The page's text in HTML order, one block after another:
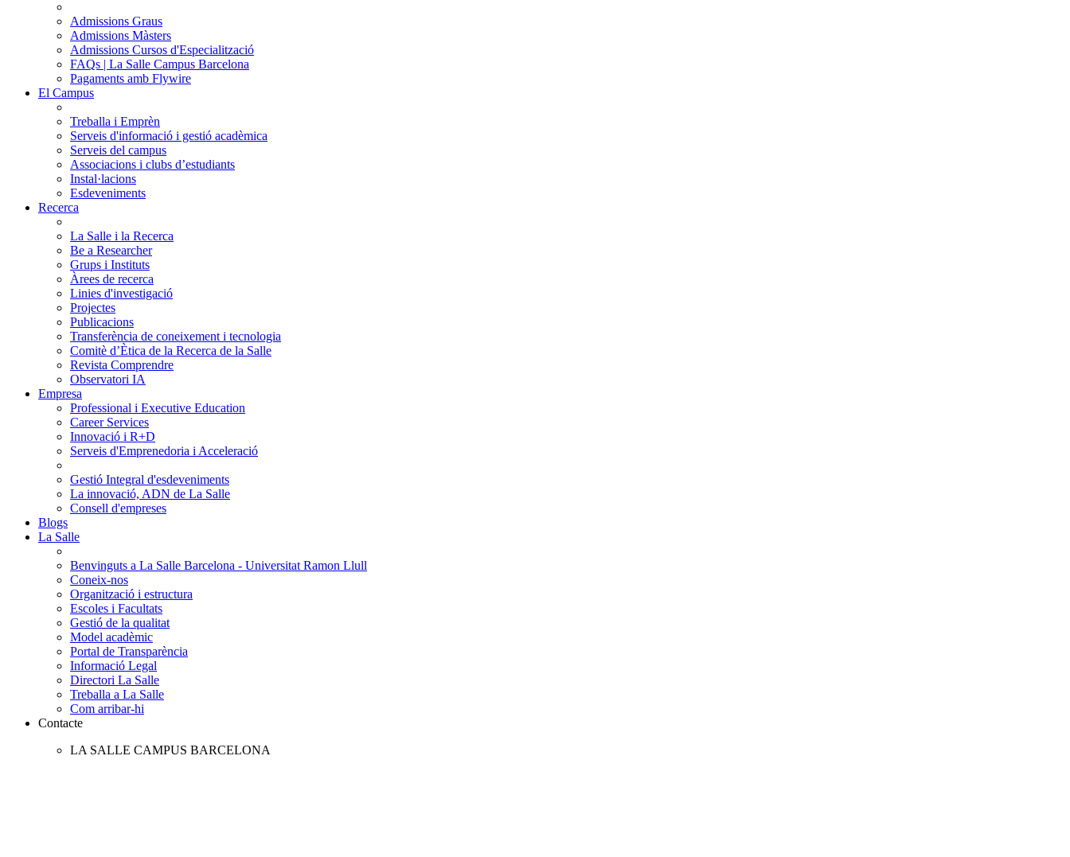
Admissions Graus
Admissions Màsters
Admissions Cursos d'Especialització
FAQs | La Salle Campus Barcelona
Pagaments amb Flywire
El Campus
Treballa i Emprèn
Serveis d'informació i gestió acadèmica
Serveis del campus
Associacions i clubs d’estudiants
Instal·lacions
Esdeveniments
Recerca
La Salle i la Recerca
Be a Researcher
Grups i Instituts
Àrees de recerca
Linies d'investigació
Projectes
Publicacions
Transferència de coneixement i tecnologia
Comitè d’Ètica de la Recerca de la Salle
Revista Comprendre
Observatori IA
Empresa
Professional i Executive Education
Career Services
Innovació i R+D
Serveis d'Emprenedoria i Acceleració
Gestió Integral d'esdeveniments
La innovació, ADN de La Salle
Consell d'empreses
Blogs
La Salle
Benvinguts a La Salle Barcelona - Universitat Ramon Llull
Coneix-nos
Organització i estructura
Escoles i Facultats
Gestió de la qualitat
Model acadèmic
Portal de Transparència
Informació Legal
Directori La Salle
Treballa a La Salle
Com arribar-hi
Contacte
LA SALLE CAMPUS BARCELONA